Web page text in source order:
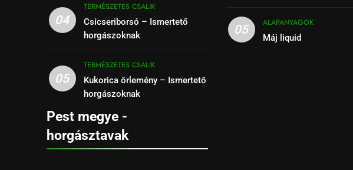
04
TERMÉSZETES CSALIK
Csicseriborsó – Ismertető
horgászoknak
05
TERMÉSZETES CSALIK
Kukorica őrlemény – Ismertető
horgászoknak
Pest megye -
horgásztavak
05
ALAPANYAGOK
Máj liquid